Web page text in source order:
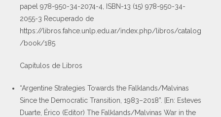
papel 978-950-34-2074-4, ISBN-13 (15) 978-950-34-
2055-3 Recuperado de
https://libros.fahce.unlp.edu.ar/index.php/libros/catalog
/book/185
Capítulos de Libros
“Argentine Strategies Towards the Falklands/Malvinas
Since the Democratic Transition, 1983–2018”. [En: Esteves
Duarte, Érico (Editor) The Falklands/Malvinas War in the